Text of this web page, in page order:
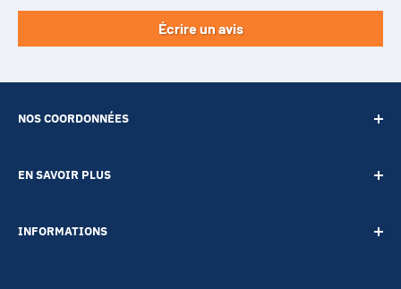
Écrire un avis
NOS COORDONNÉES
EN SAVOIR PLUS
A propos
INFORMATIONS